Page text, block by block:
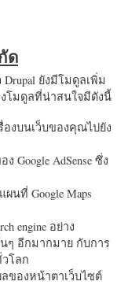
ด
ยังมีโมดูลเพิ่ม
โมดูลที่น่าสนใจมีดังนี้
งบนเว็บของคุณไปยัง
Google AdSense ซึ่ง
นที่ Google Maps
engine อย่าง
ๆ อีกมากมาย กับการ
โลก
ของหน้าตาเว็บไซต์